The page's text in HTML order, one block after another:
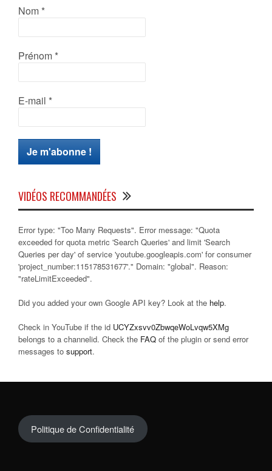
Nom *
Prénom *
E-mail *
VIDÉOS RECOMMANDÉES
Error type: "Too Many Requests". Error message: "Quota
exceeded for quota metric 'Search Queries' and limit 'Search
Queries per day' of service 'youtube.googleapis.com' for consumer
'project_number:115178531677'." Domain: "global". Reason:
"rateLimitExceeded".
Did you added your own Google API key? Look at the help.
Check in YouTube if the id UCYZxsvv0ZbwqeWoLvqw5XMg
belongs to a channelid. Check the FAQ of the plugin or send error
messages to support.
Politique de Confidentialité